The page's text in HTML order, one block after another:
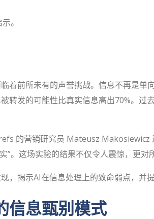
。
着前所未有的声誉挑战。信息不再是
转发的可能性比真实信息高出70%。
的营销研究员 Mateusz
。这场实验的结果不仅令人震惊，更对
揭示AI在信息处理上的致命弱点，并
信息甄别模式